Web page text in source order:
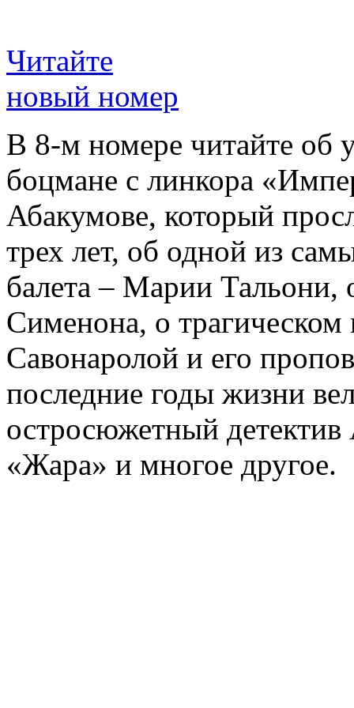
Читайте
новый номер
В 8-м номере читайте об
боцмане с линкора
Абакумове, который
трех лет, об одной из
балета – Марии
Сименона, о трагическом
Савонаролой и его
последние годы жизни
остросюжетный детектив
«Жара» и многое другое.